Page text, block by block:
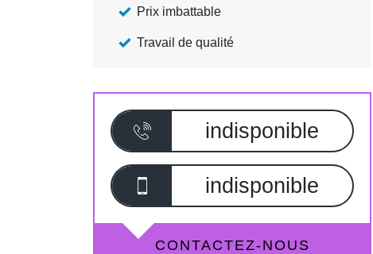
Prix imbattable
Travail de qualité
indisponible
indisponible
CONTACTEZ-NOUS